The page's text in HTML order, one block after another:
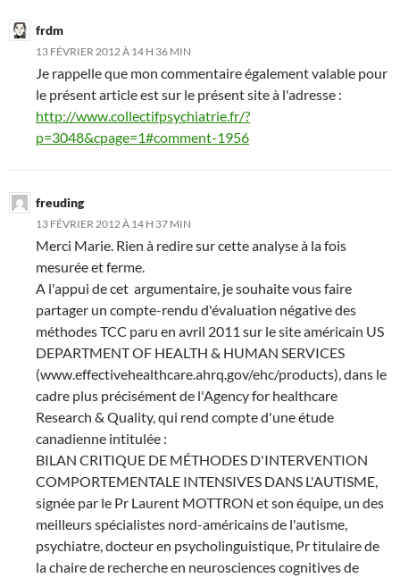
frdm
13 FÉVRIER 2012 À 14 H 36 MIN
Je rappelle que mon commentaire également valable pour
le présent article est sur le présent site à l'adresse :
http://www.collectifpsychiatrie.fr/?
p=3048&cpage=1#comment-1956
freuding
13 FÉVRIER 2012 À 14 H 37 MIN
Merci Marie. Rien à redire sur cette analyse à la fois
mesurée et ferme.
A l'appui de cet argumentaire, je souhaite vous faire
partager un compte-rendu d'évaluation négative des
méthodes TCC paru en avril 2011 sur le site américain US
DEPARTMENT OF HEALTH & HUMAN SERVICES
(www.effectivehealthcare.ahrq.gov/ehc/products), dans le
cadre plus précisément de l'Agency for healthcare
Research & Quality, qui rend compte d'une étude
canadienne intitulée :
BILAN CRITIQUE DE MÉTHODES D'INTERVENTION
COMPORTEMENTALE INTENSIVES DANS L'AUTISME,
signée par le Pr Laurent MOTTRON et son équipe, un des
meilleurs spécialistes nord-américains de l'autisme,
psychiatre, docteur en psycholinguistique, Pr titulaire de
la chaire de recherche en neurosciences cognitives de